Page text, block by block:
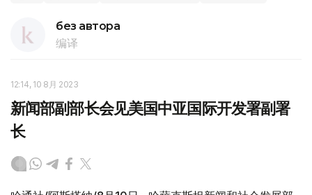
без автора
编译
12:14, 10 8月 2023
新闻部副部长会见美国中亚国际开发署副署
长